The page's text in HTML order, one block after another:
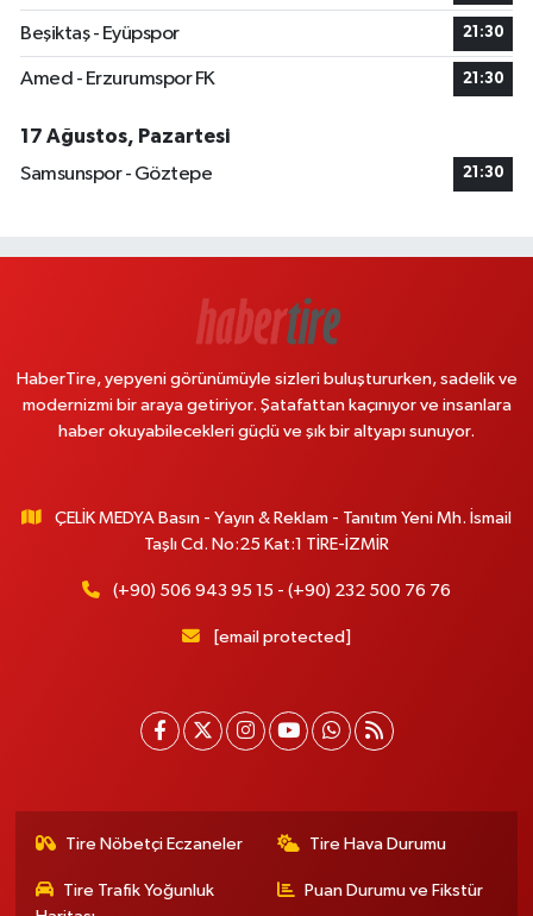
Beşiktaş - Eyüpspor 21:30
Amed - Erzurumspor FK 21:30
17 Ağustos, Pazartesi
Samsunspor - Göztepe
21:30
HaberTire, yepyeni görünümüyle sizleri buluştururken, sadelik ve
modernizmi bir araya getiriyor. Şatafattan kaçınıyor ve insanlara
haber okuyabilecekleri güçlü ve şık bir altyapı sunuyor.
ÇELİK MEDYA Basın - Yayın & Reklam - Tanıtım Yeni Mh. İsmail
Taşlı Cd. No:25 Kat:1 TİRE-İZMİR
(+90) 506 943 95 15 - (+90) 232 500 76 76
[email protected]
Tire Nöbetçi Eczaneler Tire Hava Durumu
Tire Trafik Yoğunluk
Puan Durumu ve Fikstür